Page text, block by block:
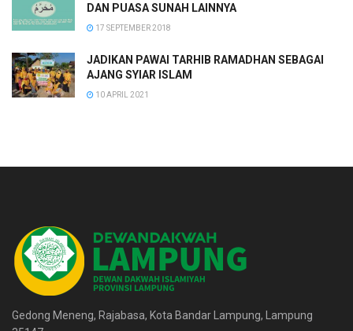
DAN PUASA SUNAH LAINNYA
17 SEPTEMBER 2018
JADIKAN PAWAI TARHIB RAMADHAN SEBAGAI
AJANG SYIAR ISLAM
10 APRIL 2021
Gedong Meneng, Rajabasa, Kota Bandar Lampung, Lampung